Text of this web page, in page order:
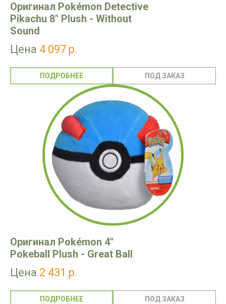
Оригинал Pokémon Detective
Pikachu 8" Plush - Without
Sound
Цена 4 097 р.
ПОДРОБНЕЕ
Оригинал Pokémon 4"
Pokeball Plush - Great Ball
Цена 2 431 р.
ПОДРОБНЕЕ